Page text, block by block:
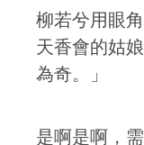
柳若兮用眼
天香會的姑
為奇。」
是啊是啊，